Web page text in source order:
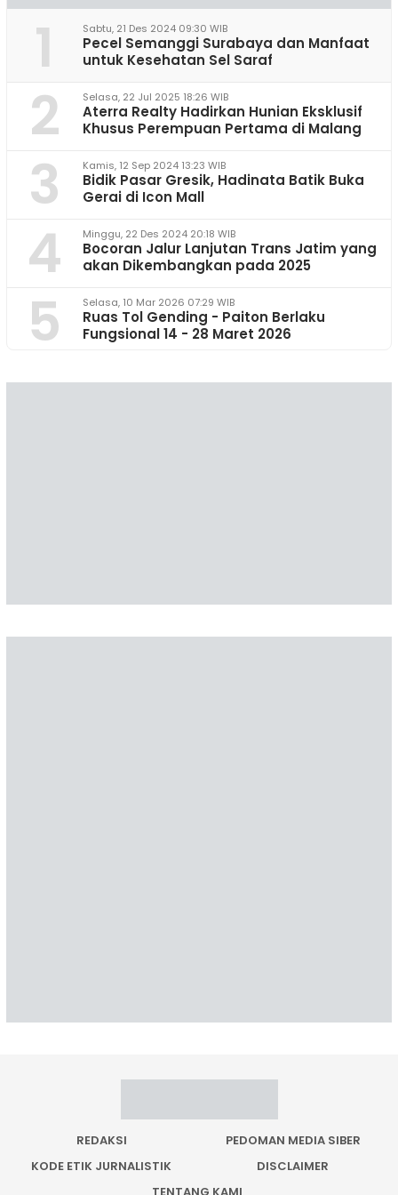
1 Sabtu, 21 Des 2024 09:30 WIB
Pecel Semanggi Surabaya dan Manfaat
untuk Kesehatan Sel Saraf
2 Selasa, 22 Jul 2025 18:26 WIB
Aterra Realty Hadirkan Hunian Eksklusif
Khusus Perempuan Pertama di Malang
3 Kamis, 12 Sep 2024 13:23 WIB
Bidik Pasar Gresik, Hadinata Batik Buka
Gerai di Icon Mall
4 Minggu, 22 Des 2024 20:18 WIB
Bocoran Jalur Lanjutan Trans Jatim yang
akan Dikembangkan pada 2025
5 Selasa, 10 Mar 2026 07:29 WIB
Ruas Tol Gending - Paiton Berlaku
Fungsional 14 - 28 Maret 2026
REDAKSI
PEDOMAN MEDIA SIBER
KODE ETIK JURNALISTIK
DISCLAIMER